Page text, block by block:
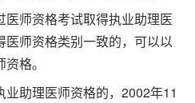
师资格考试取得执业助理医
师资格类别一致的，可以以
格。
业助理医师资格的，2002年11